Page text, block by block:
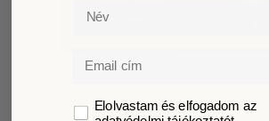
Név
Email
GDPRElolvastam és elfogadom az